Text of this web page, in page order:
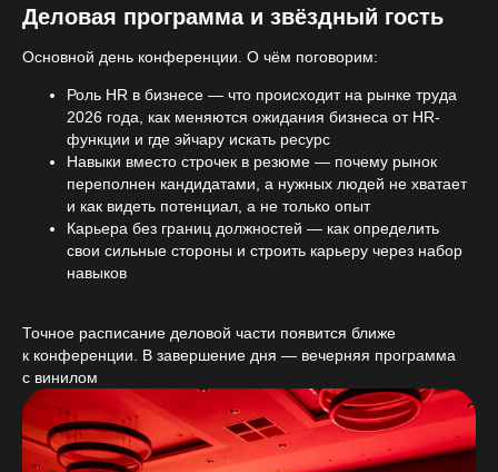
Деловая программа и звёздный гость
Основной день конференции. О чём поговорим:
Роль HR в бизнесе — что происходит на рынке труда
2026 года, как меняются ожидания бизнеса от HR-
функции и где эйчару искать ресурс
Навыки вместо строчек в резюме — почему рынок
переполнен кандидатами, а нужных людей не хватает
и как видеть потенциал, а не только опыт
Карьера без границ должностей — как определить
свои сильные стороны и строить карьеру через набор
навыков
Точное расписание деловой части появится ближе
к конференции. В завершение дня — вечерняя программа
с винилом